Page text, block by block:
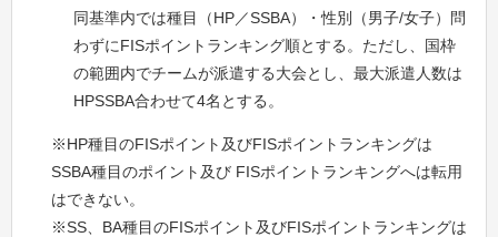
同基準内では種目（HP／SSBA）・性別（男子/女子）問
わずにFISポイントランキング順とする。ただし、国枠
の範囲内でチームが派遣する大会とし、最大派遣人数は
HPSSBA合わせて4名とする。
※HP種目のFISポイント及びFISポイントランキングは
SSBA種目のポイント及び FISポイントランキングへは転用
はできない。
※SS、BA種目のFISポイント及びFISポイントランキングは